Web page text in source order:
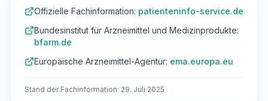
Offizielle Fachinformation: patienteninfo-service.de
Bundesinstitut für Arzneimittel und Medizinprodukte:
bfarm.de
Europäische Arzneimittel-Agentur: ema.europa.eu
Stand der Fachinformation: 29. Juli 2025